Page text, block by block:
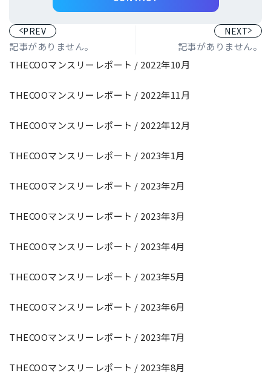
PREV
記事がありません。
NEXT
記事がありません。
THECOOマンスリーレポート / 2022年10月
THECOOマンスリーレポート / 2022年11月
THECOOマンスリーレポート / 2022年12月
THECOOマンスリーレポート / 2023年1月
THECOOマンスリーレポート / 2023年2月
THECOOマンスリーレポート / 2023年3月
THECOOマンスリーレポート / 2023年4月
THECOOマンスリーレポート / 2023年5月
THECOOマンスリーレポート / 2023年6月
THECOOマンスリーレポート / 2023年7月
THECOOマンスリーレポート / 2023年8月